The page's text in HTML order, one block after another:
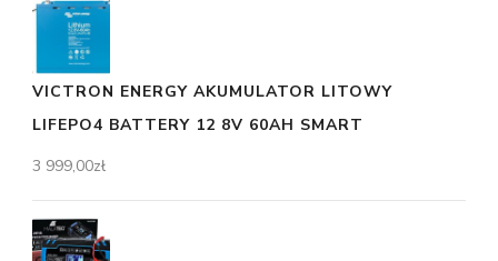
VICTRON ENERGY AKUMULATOR LITOWY
LIFEPO4 BATTERY 12 8V 60AH SMART
3 999,00zł